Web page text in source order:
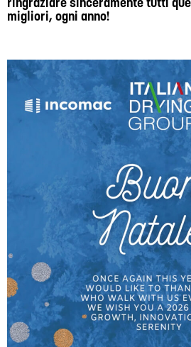
ringraziare sinceramente tutti
migliori, ogni anno!